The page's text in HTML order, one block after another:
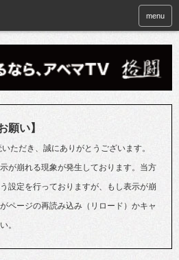
menu
願い】
ただき、誠にありがとうございます。
が崩れる現象が発生しております。当方
設定を行っておりますが、もし表示が崩
ページの再読み込み（リロード）かキャ
。